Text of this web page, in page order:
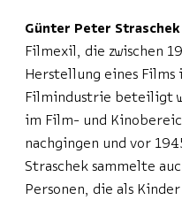
Günter Peter Straschek
Filmexil, die zwischen
Herstellung eines Films
Filmindustrie beteiligt
im Film- und
nachgingen und vor
Straschek sammelte
Personen, die als